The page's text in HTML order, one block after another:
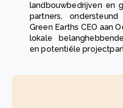
landbouwbedrijven en
partners,
Green Earths CEO aan
lokale
en potentiële